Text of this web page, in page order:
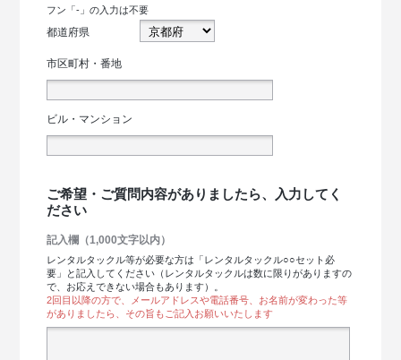
フン「-」の入力は不要
都道府県
市区町村・番地
ビル・マンション
ご希望・ご質問内容がありましたら、入力してく
ださい
記入欄（1,000文字以内）
レンタルタックル等が必要な方は「レンタルタックル○○セット必
要」と記入してください（レンタルタックルは数に限りがありますの
で、お応えできない場合もあります）。
2回目以降の方で、メールアドレスや電話番号、お名前が変わった等
がありましたら、その旨もご記入お願いいたします